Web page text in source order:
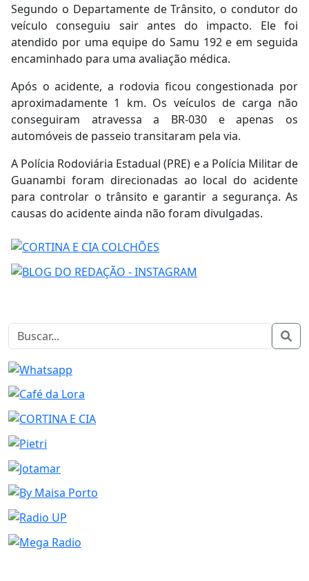
Segundo o Departamente de Trânsito, o condutor do
veículo conseguiu sair antes do impacto. Ele foi
atendido por uma equipe do Samu 192 e em seguida
encaminhado para uma avaliação médica.
Após o acidente, a rodovia ficou congestionada por
aproximadamente 1 km. Os veículos de carga não
conseguiram atravessa a BR-030 e apenas os
automóveis de passeio transitaram pela via.
A Polícia Rodoviária Estadual (PRE) e a Polícia Militar de
Guanambi foram direcionadas ao local do acidente
para controlar o trânsito e garantir a segurança. As
causas do acidente ainda não foram divulgadas.